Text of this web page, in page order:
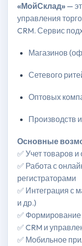
«МойСклад» —
управления
CRM. Сервис
Магазинов
Сетевого
Оптовых
Производств
Основные
✅ Учет товаров и
✅ Работа с
регистраторами
✅ Интеграция с
и др.)
✅ Формирование
✅ CRM и
✅ Мобильное